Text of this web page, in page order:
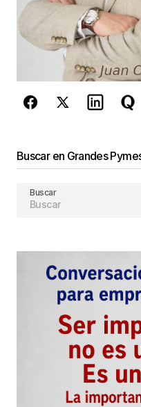
Este sitio esta
reCAPTCHA y la
privacidad y los
de Googlese
Buscar en Grandes
Buscar